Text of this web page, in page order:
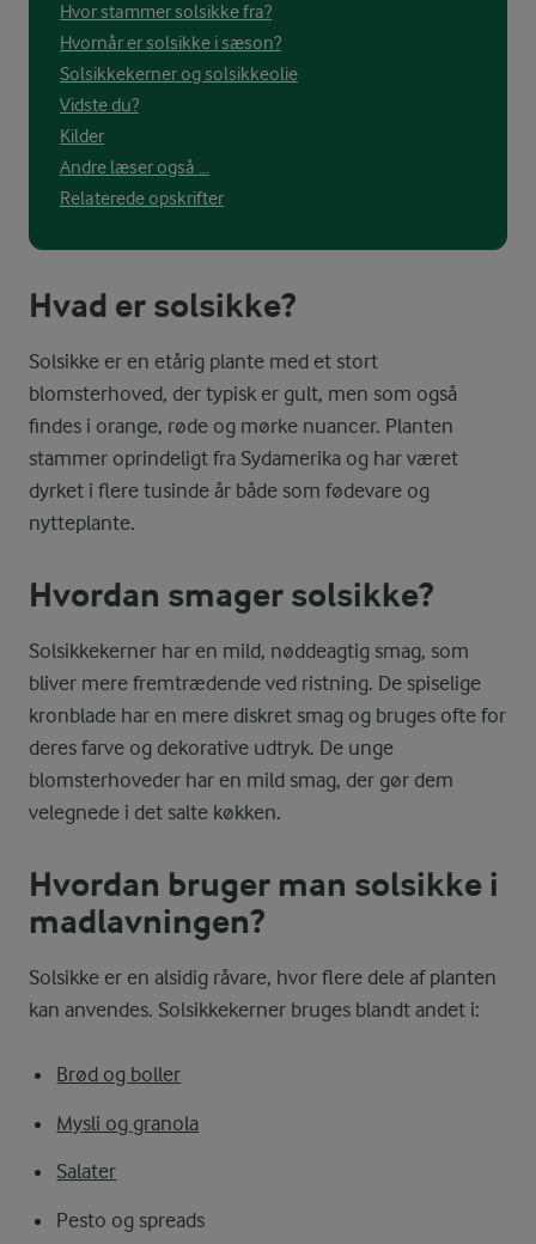
Hvor stammer solsikke fra?
Hvornår er solsikke i sæson?
Solsikkekerner og solsikkeolie
Vidste du?
Kilder
Andre læser også ...
Relaterede opskrifter
Hvad er solsikke?
Solsikke er en etårig plante med et stort
blomsterhoved, der typisk er gult, men som også
findes i orange, røde og mørke nuancer. Planten
stammer oprindeligt fra Sydamerika og har været
dyrket i flere tusinde år både som fødevare og
nytteplante.
Hvordan smager solsikke?
Solsikkekerner har en mild, nøddeagtig smag, som
bliver mere fremtrædende ved ristning. De spiselige
kronblade har en mere diskret smag og bruges ofte for
deres farve og dekorative udtryk. De unge
blomsterhoveder har en mild smag, der gør dem
velegnede i det salte køkken.
Hvordan bruger man solsikke i
madlavningen?
Solsikke er en alsidig råvare, hvor flere dele af planten
kan anvendes. Solsikkekerner bruges blandt andet i:
Brød og boller
Mysli og granola
Salater
Pesto og spreads